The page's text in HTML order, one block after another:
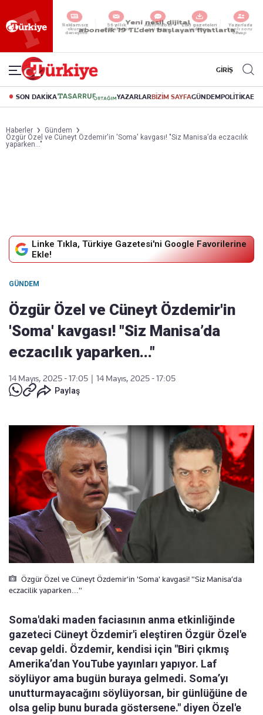
Yeni nesil dijital
abonelik 19 TL’den başlayan fiyatlarla.
GİRİŞ
SON DAKİKA YAZARLARBİZİM SAYFAGÜNDEMPOLİTİKA
Haberler
Gündem
Özgür Özel ve Cüneyt Özdemir'in 'Soma' kavgası! "Siz Manisa’da eczacılık
yaparken..."
Linke Tıkla, Türkiye Gazetesi'ni Google Favorilerine
Ekle!
GÜNDEM
Özgür Özel ve Cüneyt Özdemir'in
'Soma' kavgası! "Siz Manisa’da
eczacılık yaparken..."
14 Mayıs, 2025 - 17:05
14 Mayıs, 2025 - 17:05
Paylaş
Özgür Özel ve Cüneyt Özdemir'in 'Soma' kavgasi! "Siz Manisa’da
eczacilik yaparken..."
Soma'daki maden faciasının anma etkinliğinde
gazeteci Cüneyt Özdemir'i eleştiren Özgür Özel'e
cevap geldi. Özdemir, kendisi için "Biri çıkmış
Amerika’dan YouTube yayınları yapıyor. Laf
söylüyor ama bugün buraya gelmedi. Soma’yı
unutturmayacağını söylüyorsan, bir günlüğüne de
olsa gelip bunu burada göstersene." diyen Özel'e